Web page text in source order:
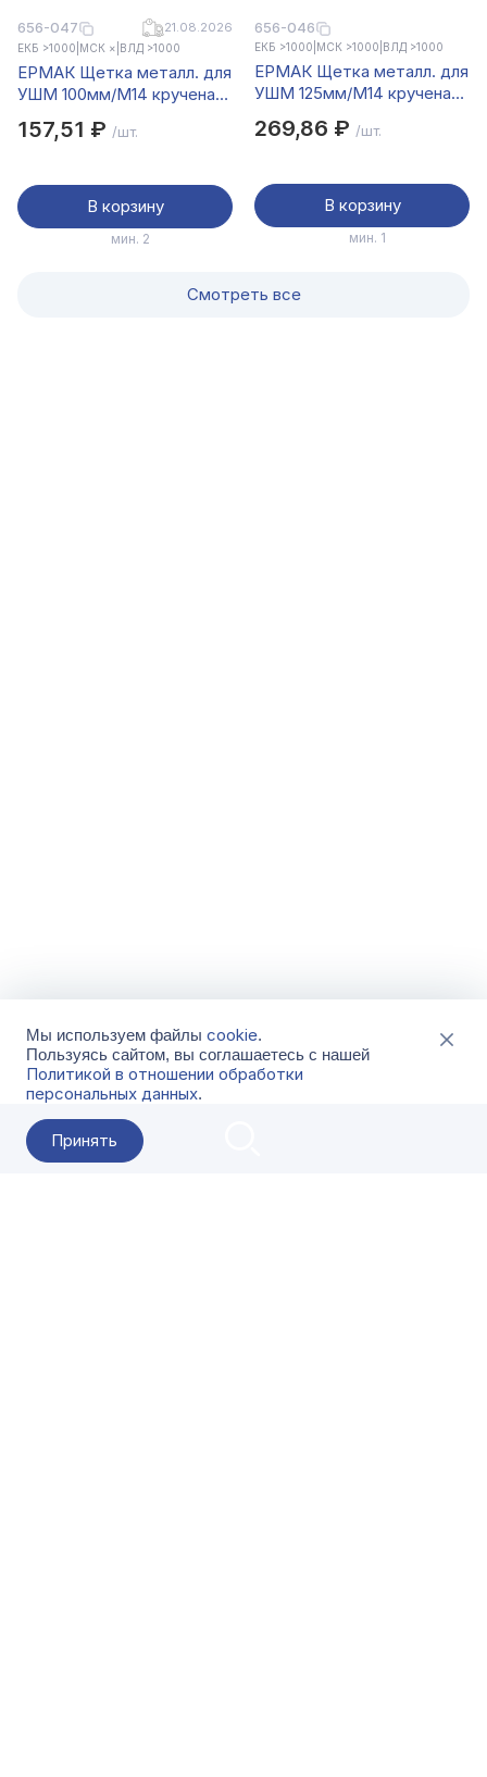
656-047 21.08.2026
ЕКБ >1000 МСК × ВЛД >1000
ЕРМАК Щетка металл. для
УШМ 100мм/М14 крученая
157,51 ₽ /шт.
В корзину
мин. 2
656-046
ЕКБ >1000 МСК >1000 ВЛД >1000
ЕРМАК Щетка металл. для
УШМ 125мм/М14 крученая
269,86 ₽ /шт.
В корзину
мин. 1
Смотреть все
Мы используем файлы cookie.
Пользуясь сайтом, вы соглашаетесь с нашей
Политикой в отношении обработки
персональных данных.
Принять